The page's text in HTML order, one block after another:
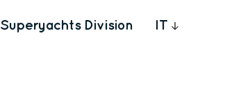
Superyachts Division IT